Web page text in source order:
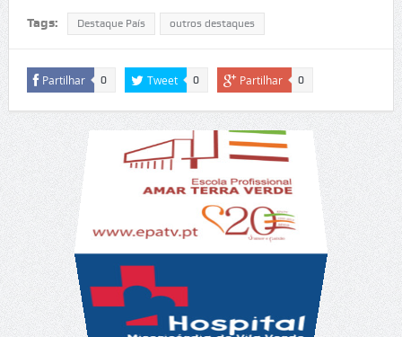
Tags: Destaque País outros destaques
Partilhar 0 Tweet 0 Partilhar 0